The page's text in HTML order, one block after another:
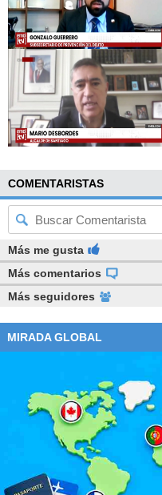
COMENTARISTAS
Más me gusta
Más comentarios
Más seguidores
MIRADA GLOBAL